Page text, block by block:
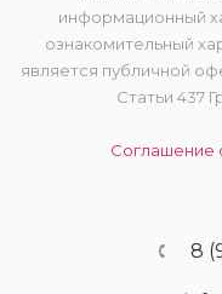
информационный
ознакомительный
является публичной
Статьи 437
Соглашение
8